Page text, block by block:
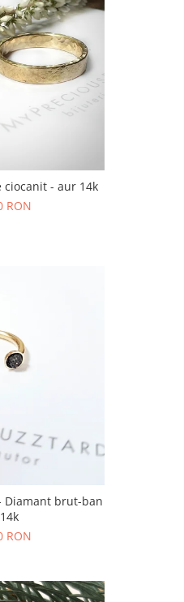
ciocanit - aur 14k
RON
Diamant brut-ban
RON